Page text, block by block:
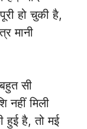
हो चुकी है,
मानी
सी
नहीं मिली
हुई है, तो मई